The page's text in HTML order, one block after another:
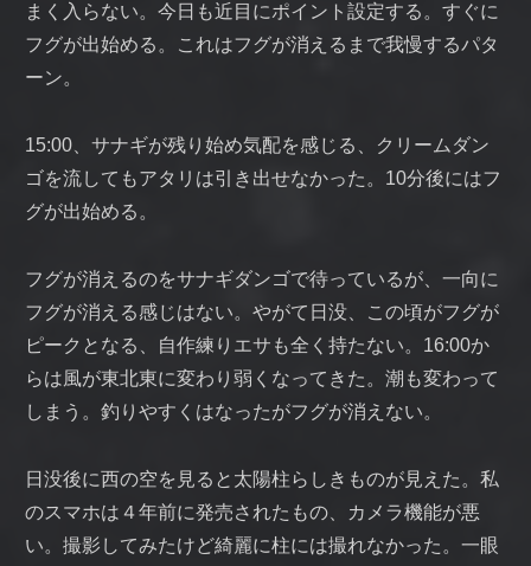
まく入らない。今日も近目にポイント設定する。すぐに
フグが出始める。これはフグが消えるまで我慢するパタ
ーン。
15:00、サナギが残り始め気配を感じる、クリームダン
ゴを流してもアタリは引き出せなかった。10分後にはフ
グが出始める。
フグが消えるのをサナギダンゴで待っているが、一向に
フグが消える感じはない。やがて日没、この頃がフグが
ピークとなる、自作練りエサも全く持たない。16:00か
らは風が東北東に変わり弱くなってきた。潮も変わって
しまう。釣りやすくはなったがフグが消えない。
日没後に西の空を見ると太陽柱らしきものが見えた。私
のスマホは４年前に発売されたもの、カメラ機能が悪
い。撮影してみたけど綺麗に柱には撮れなかった。一眼